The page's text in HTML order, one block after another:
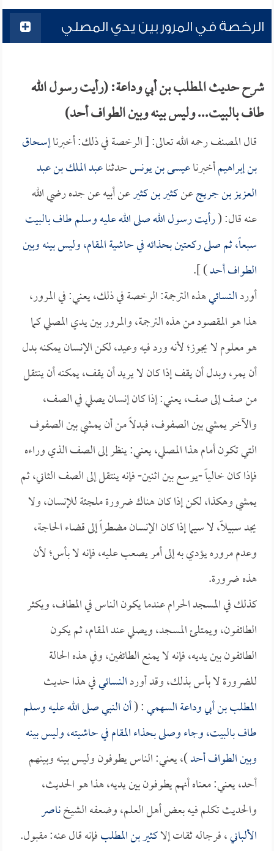
الرخصة في المرور بين يدي المصلي
شرح حديث المطلب بن أبي وداعة: (رأيت رسول الله
طاف بالبيت... وليس بينه وبين الطواف أحد)
قال المصنف رحمه الله تعالى: [ الرخصة في ذلك: أخبرناإسحاق
بن إبراهيمأخبرناعيسى بن يونسحدثناعبد الملك بن عبد
العزيز بن جريجعنكثير بن كثيرعن أبيه عن جده رضي الله
عنه قال: (رأيت رسول الله صلى الله عليه وسلم طاف بالبيت
سبعاً، ثم صلى ركعتين بحذائه في حاشية المقام، وليس بينه وبين
الطواف أحد) ].
أوردالنسائيهذه الترجمة: الرخصة في ذلك، يعني: في المرور،
هذا هو المقصود من هذه الترجمة، والمرور بين يدي المصلي كما
هو معلوم لا يجوز؛ لأنه ورد فيه وعيد، لكن الإنسان يمكنه بدل
أن يمر، وبدل أن يقف إذا كان لا يريد أن يقف، يمكنه أن ينتقل
من صف إلى صف، يعني: إذا كان إنسان يصلي في الصف،
والآخر يمشي بين الصفوف، فبدلاً من أن يمشي بين الصفوف
التي تكون أمام هذا المصلي، يعني: ينظر إلى الصف الذي وراءه
فإذا كان خالياً -يوسع بين اثنين- فإنه ينتقل إلى الصف الثاني، ثم
يمشي وهكذا، لكن إذا كان هناك ضرورة ملجئة للإنسان، ولا
يجد سبيلاً، لا سيما إذا كان الإنسان مضطراً إلى قضاء الحاجة،
وعدم مروره يؤدي به إلى أمر يصعب عليه، فإنه لا بأس؛ لأن
هذه ضرورة.
كذلك في المسجد الحرام عندما يكون الناس في المطاف، ويكثر
الطائفون، ويمتلئ المسجد، ويصلي عند المقام، ثم يكون
الطائفون بين يديه، فإنه لا يمنع الطائفين، وفي هذه الحالة
للضرورة لا بأس بذلك، وقد أوردالنسائيفي هذا حديث
المطلب بن أبي وداعة السهمي: (أن النبي صلى الله عليه وسلم
طاف بالبيت، وجاء وصلى بحذاء المقام في حاشيته، وليس بينه
وبين الطواف أحد)، يعني: الناس يطوفون وليس بينه وبينهم
أحد، يعني: معناه أنهم يطوفون بين يديه، هذا هو الحديث،
والحديث تكلم فيه بعض أهل العلم، وضعفه الشيخناصر
الألباني، فرجاله ثقات إلاكثير بن المطلبفإنه قال عنه: مقبول.